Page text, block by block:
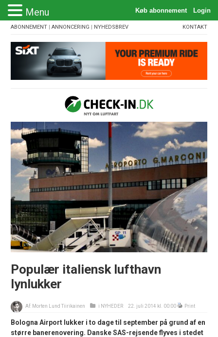
ABONNEMENT |ANNONCERING | NYHEDSBREV KONTAKT
Populær italiensk lufthavn
lynlukker
Af: Morten Lund Tiirikainen i NYHEDER 22. juli 2014 kl. 00:00 Print
Bologna Airport lukker i to dage til september på grund af en
større banerenovering. Danske SAS-rejsende flyves i stedet
Menu